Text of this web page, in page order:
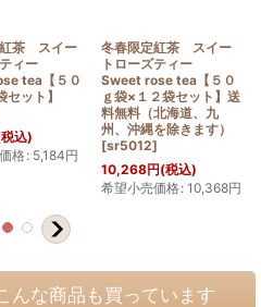
茶 スイー
ティー
tea【５０
セット】
込)
格: 5,184円
冬春限定紅茶 スイー
トローズティー
Sweet rose tea【５０
ｇ袋×１２袋セット】送
料無料（北海道、九
州、沖縄を除きます）
[sr5012]
10,268円(税込)
希望小売価格: 10,368円
んな商品も買っています